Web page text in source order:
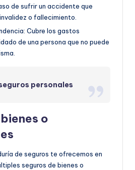
de sufrir un accidente que
o fallecimiento.
Cubre los gastos
de una persona que no puede
personales
o
de seguros te ofrecemos en
seguros de bienes o